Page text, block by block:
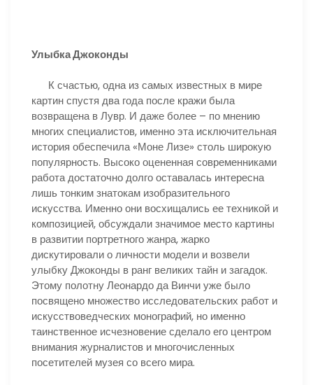
Улыбка Джоконды
К счастью, одна из самых известных в мире
картин спустя два года после кражи была
возвращена в Лувр. И даже более – по мнению
многих специалистов, именно эта исключительная
история обеспечила «Моне Лизе» столь широкую
популярность. Высоко оцененная современниками
работа достаточно долго оставалась интересна
лишь тонким знатокам изобразительного
искусства. Именно они восхищались ее техникой и
композицией, обсуждали значимое место картины
в развитии портретного жанра, жарко
дискутировали о личности модели и возвели
улыбку Джоконды в ранг великих тайн и загадок.
Этому полотну Леонардо да Винчи уже было
посвящено множество исследовательских работ и
искусствоведческих монографий, но именно
таинственное исчезновение сделало его центром
внимания журналистов и многочисленных
посетителей музея со всего мира.